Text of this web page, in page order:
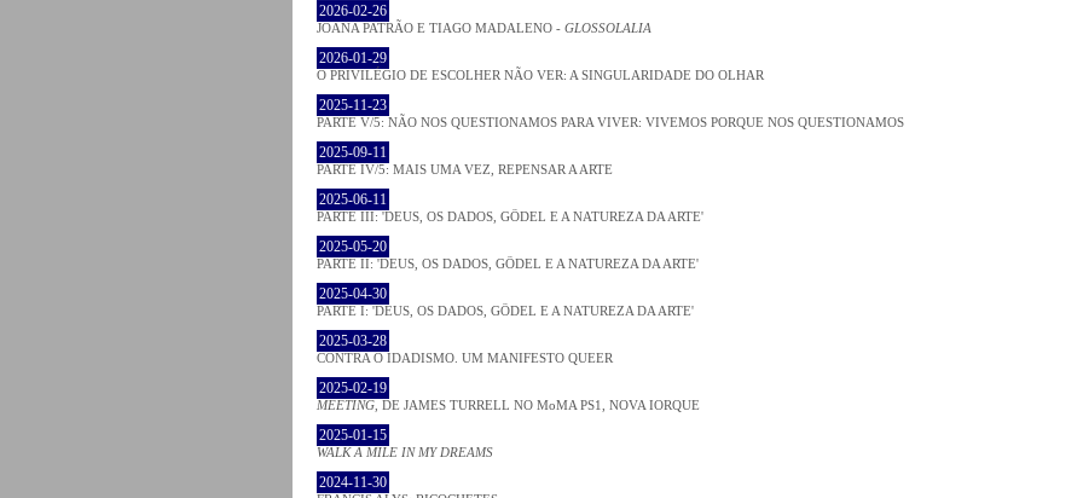
2026-02-26
JOANA PATRÃO E TIAGO MADALENO - GLOSSOLALIA
2026-01-29
O PRIVILÉGIO DE ESCOLHER NÃO VER: A SINGULARIDADE DO OLHAR
2025-11-23
PARTE V/5: NÃO NOS QUESTIONAMOS PARA VIVER: VIVEMOS PORQUE NOS QUESTIONAMOS
2025-09-11
PARTE IV/5: MAIS UMA VEZ, REPENSAR A ARTE
2025-06-11
PARTE III: 'DEUS, OS DADOS, GÖDEL E A NATUREZA DA ARTE'
2025-05-20
PARTE II: 'DEUS, OS DADOS, GÖDEL E A NATUREZA DA ARTE'
2025-04-30
PARTE I: 'DEUS, OS DADOS, GÖDEL E A NATUREZA DA ARTE'
2025-03-28
CONTRA O IDADISMO. UM MANIFESTO QUEER
2025-02-19
MEETING , DE JAMES TURRELL NO MoMA PS1, NOVA IORQUE
2025-01-15
WALK A MILE IN MY DREAMS
2024-11-30